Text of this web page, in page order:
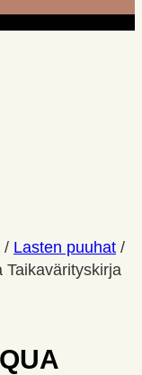
/ Lasten puuhat /
Taikavärityskirja